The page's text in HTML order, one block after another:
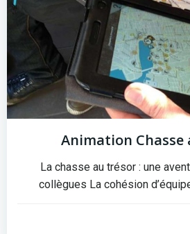
Animation Chasse
La chasse au trésor : une
collègues La cohésion